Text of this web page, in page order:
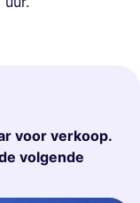
voor verkoop.
volgende